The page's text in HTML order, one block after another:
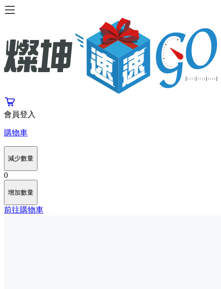
會員登入
購物車
減少數量
0
增加數量
前往購物車